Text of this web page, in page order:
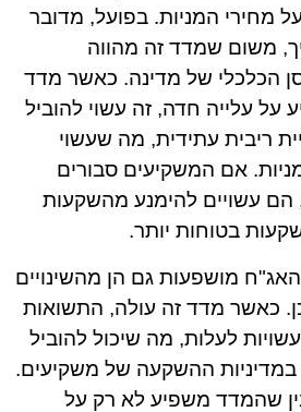
מחירי המניות. בפועל, מדובר
משום שמדד זה מהווה
הכלכלי של מדינה. כאשר מדד
על עלייה חדה, זה עשוי להוביל
ריבית עתידית, מה שעשוי
אם המשקיעים סבורים
עשויים להימנע מהשקעות
בטוחות יותר.
מושפעות גם הן מהשינויים
כאשר מדד זה עולה, התשואות
לעלות, מה שיכול להוביל
במדיניות ההשקעה של משקיעים.
שהמדד משפיע לא רק על